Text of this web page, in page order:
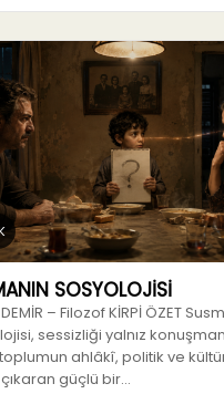
SOSYOLOJİSİ
– Filozof KİRPİ ÖZET
sessizliği yalnız
ahlâkî, politik ve
güçlü bir…